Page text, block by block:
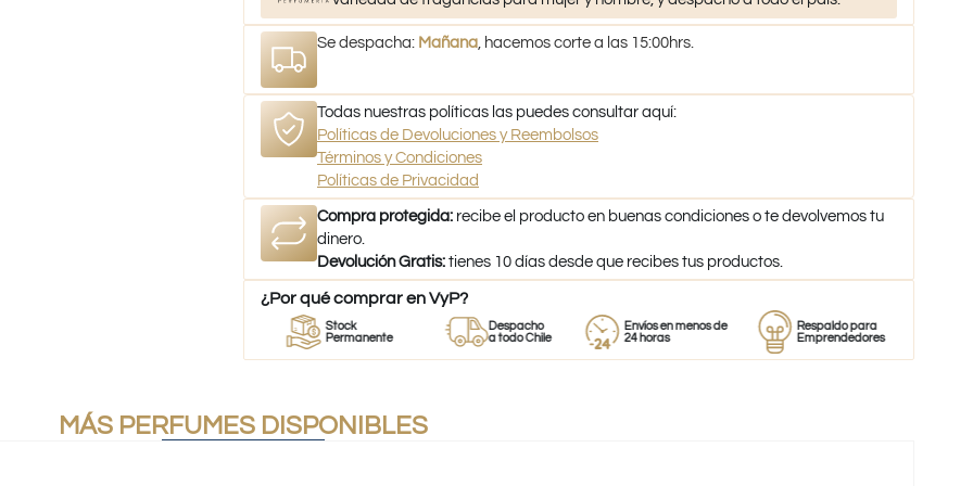
Se despacha: Mañana , hacemos corte a las 15:00hrs.
Todas nuestras políticas las puedes consultar aquí:
Políticas de Devoluciones y Reembolsos
Términos y Condiciones
Políticas de Privacidad
Compra protegida: recibe el producto en buenas condiciones o te devolvemos tu
dinero.
Devolución Gratis: tienes 10 días desde que recibes tus productos.
¿Por qué comprar en VyP?
Stock
Permanente
Despacho
a todo Chile
Envíos en menos de
24 horas
Respaldo para
Emprendedores
MÁS PERFUMES DISPONIBLES